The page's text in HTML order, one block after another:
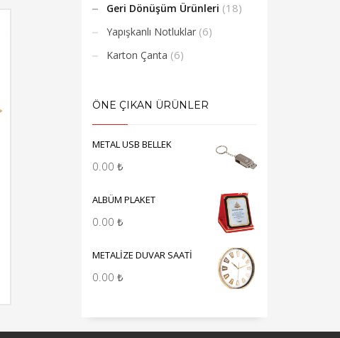
Geri Dönüşüm Ürünleri (18)
Yapışkanlı Notluklar (6)
Karton Çanta (6)
ÖNE ÇIKAN ÜRÜNLER
METAL USB BELLEK
0.00 ₺
ALBÜM PLAKET
0.00 ₺
METALİZE DUVAR SAATİ
0.00 ₺